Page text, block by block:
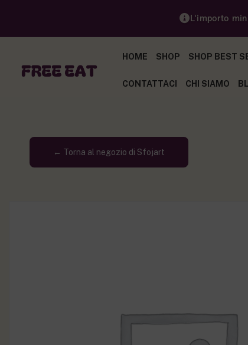
L'importo
HOME SHOP SHOP BEST
CONTATTACI CHI SIAMO
← Torna al negozio di Sfojart